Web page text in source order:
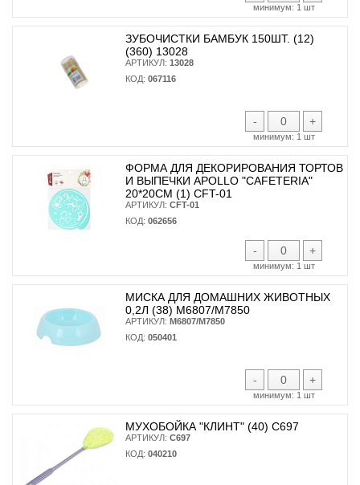
минимум: 1 шт
ЗУБОЧИСТКИ БАМБУК 150ШТ. (12)
(360) 13028
АРТИКУЛ: 13028
КОД: 067116
- +
минимум: 1 шт
ФОРМА ДЛЯ ДЕКОРИРОВАНИЯ ТОРТОВ
И ВЫПЕЧКИ APOLLO "CAFETERIA"
20*20СМ (1) CFT-01
АРТИКУЛ: CFT-01
КОД: 062656
- +
минимум: 1 шт
МИСКА ДЛЯ ДОМАШНИХ ЖИВОТНЫХ
0,2Л (38) М6807/М7850
АРТИКУЛ: М6807/М7850
КОД: 050401
- +
минимум: 1 шт
МУХОБОЙКА "КЛИНТ" (40) С697
АРТИКУЛ: С697
КОД: 040210